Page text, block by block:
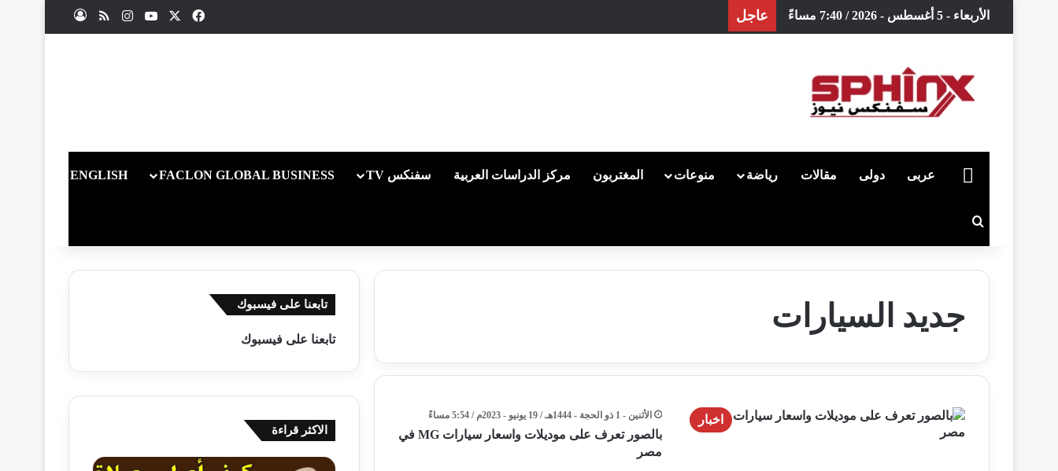
الأربعاء - 5 أغسطس - 2026 / 7:40 مساءً عاجل فيسبوك يوتيوبانستقرامملخص الموقع RSS
الرئيسية
عربى دولى مقالات رياضة منوعات المغتربون مركز الدراسات العربية سفنكس TV FACLON GLOBAL BUSINESS
ENGLISH
جديد السيارات
اخبار الأثنين - 1 ذو الحجة - 1444هـ / 19 يونيو - 2023م / 5:54 مساءً
بالصور تعرف على موديلات واسعار سيارات MG في
مصر
تابعنا على فيسبوك
تابعنا على فيسبوك
الاكثر قراءة